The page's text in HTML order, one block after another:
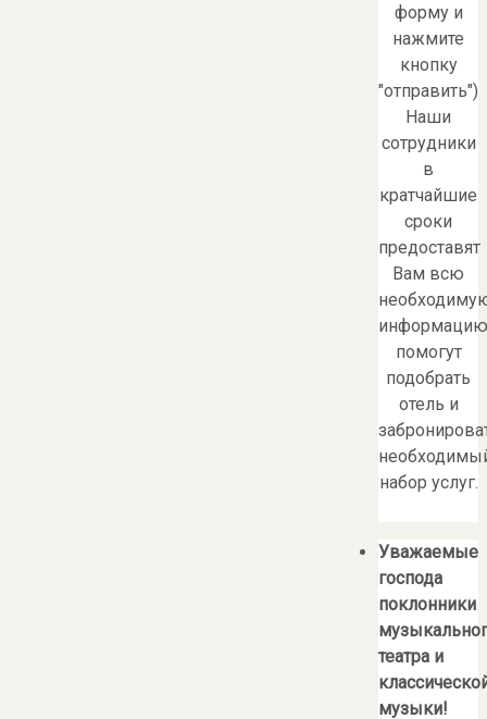
форму и
нажмите
кнопку
"отправить")
Наши
сотрудники
в
кратчайшие
сроки
предоставят
Вам всю
помогут
подобрать
отель и
набор услуг.
Уважаемые
господа
поклонники
театра и
музыки!